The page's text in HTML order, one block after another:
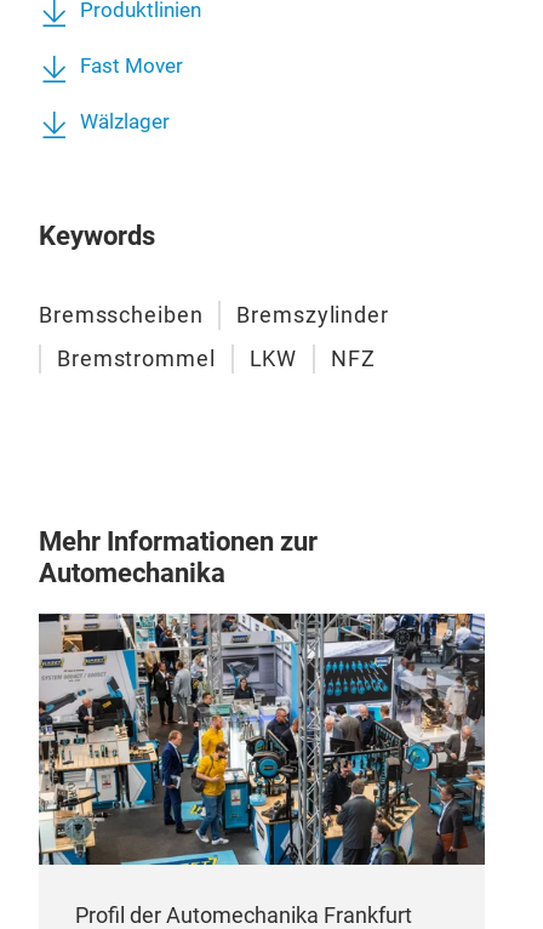
Produktlinien
Fast Mover
Wälzlager
Keywords
Bremsscheiben
Bremszylinder
Bremstrommel
LKW NFZ
Mehr Informationen zur
Automechanika
Profil der Automechanika Frankfurt